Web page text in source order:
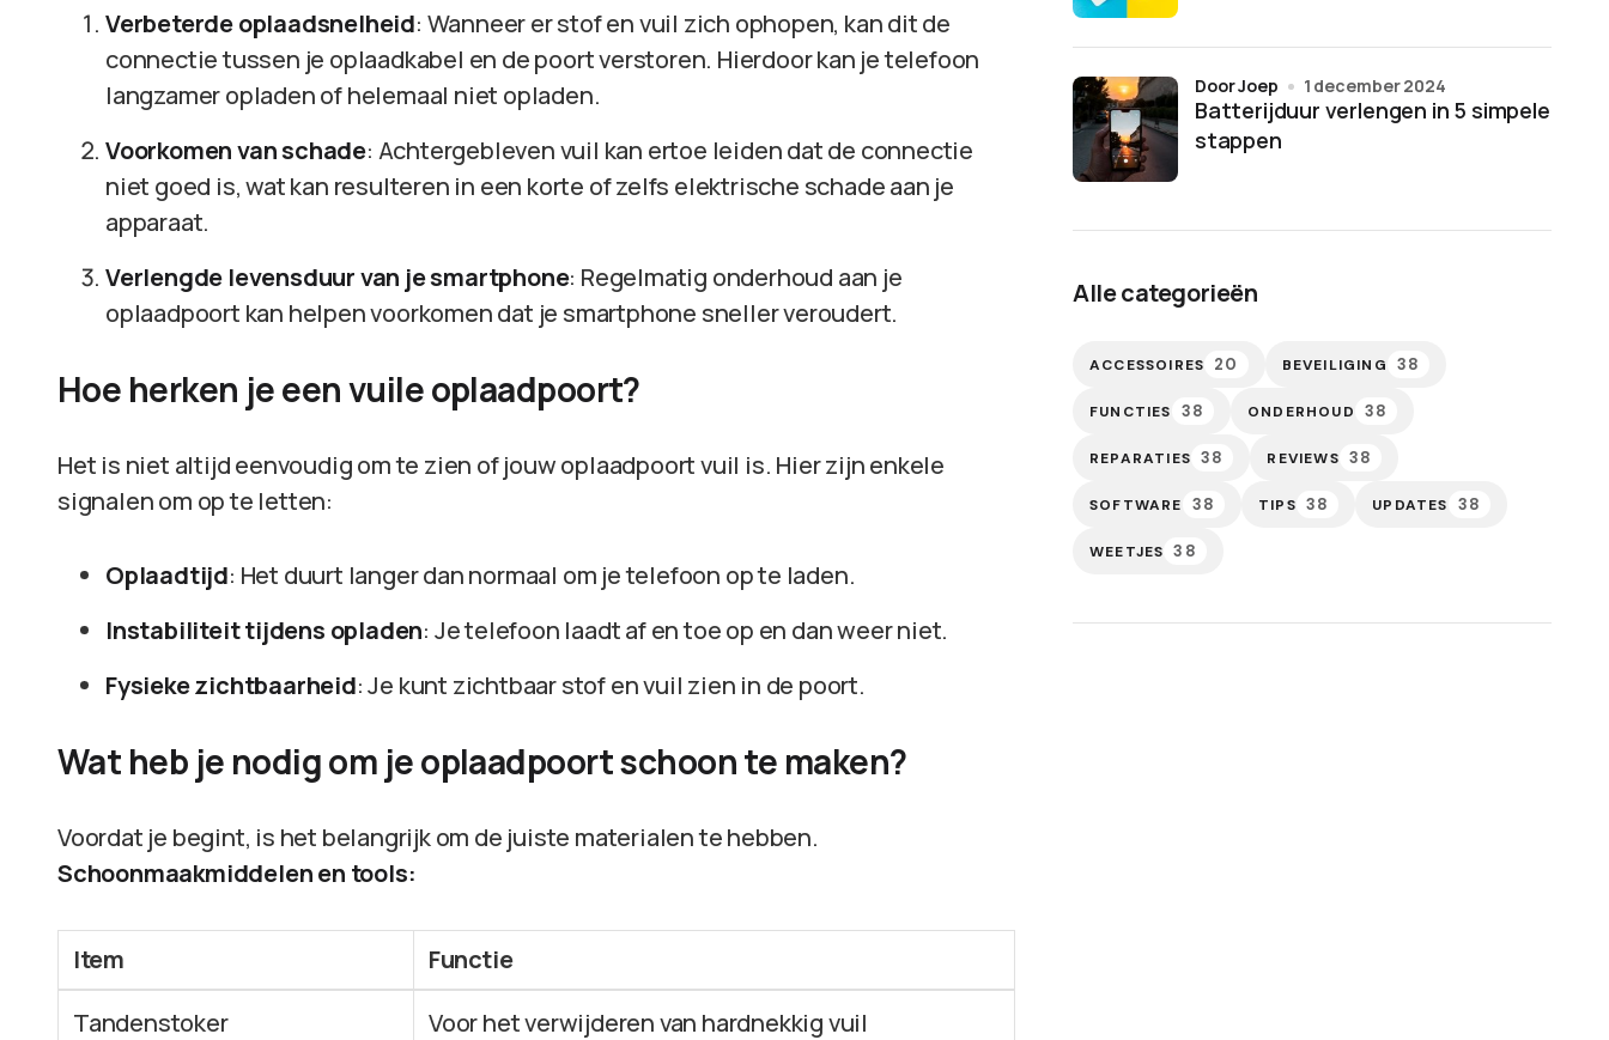
Verbeterde oplaadsnelheid: Wanneer er stof en vuil zich ophopen, kan dit de
connectie tussen je oplaadkabel en de poort verstoren. Hierdoor kan je telefoon
langzamer opladen of helemaal niet opladen.
Voorkomen van schade: Achtergebleven vuil kan ertoe leiden dat de connectie
niet goed is, wat kan resulteren in een korte of zelfs elektrische schade aan je
apparaat.
Verlengde levensduur van je smartphone: Regelmatig onderhoud aan je
oplaadpoort kan helpen voorkomen dat je smartphone sneller veroudert.
Hoe herken je een vuile oplaadpoort?
Het is niet altijd eenvoudig om te zien of jouw oplaadpoort vuil is. Hier zijn enkele
signalen om op te letten:
Oplaadtijd: Het duurt langer dan normaal om je telefoon op te laden.
Instabiliteit tijdens opladen: Je telefoon laadt af en toe op en dan weer niet.
Fysieke zichtbaarheid: Je kunt zichtbaar stof en vuil zien in de poort.
Wat heb je nodig om je oplaadpoort schoon te maken?
Voordat je begint, is het belangrijk om de juiste materialen te hebben.
Schoonmaakmiddelen en tools:
Item
Functie
Tandenstoker
Voor het verwijderen van hardnekkig vuil
Batterijduur verlengen in 5 simpele
stappen
door Joep 1 december 2024
Alle categorieën
ACCESSOIRES 20 BEVEILIGING 38
FUNCTIES 38 ONDERHOUD 38
REPARATIES 38 REVIEWS 38
SOFTWARE 38 TIPS 38 UPDATES 38
WEETJES 38